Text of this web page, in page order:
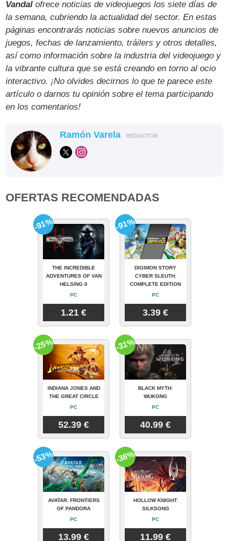
Vandal ofrece noticias de videojuegos los siete días de
la semana, cubriendo la actualidad del sector. En estas
páginas encontrarás noticias sobre nuevos anuncios de
juegos, fechas de lanzamiento, tráilers y otros detalles,
así como información sobre la industria del videojuego y
la vibrante cultura que se está creando en torno al ocio
interactivo. ¡No olvides decirnos lo que te parece este
artículo o darnos tu opinión sobre el tema participando
en los comentarios!
Ramón Varela REDACTOR
OFERTAS RECOMENDADAS
THE INCREDIBLE
ADVENTURES OF VAN
HELSING II
PC
1.21 €
-91%
DIGIMON STORY
CYBER SLEUTH:
COMPLETE EDITION
PC
3.39 €
-91%
INDIANA JONES AND
THE GREAT CIRCLE
PC
52.39 €
-25%
BLACK MYTH:
WUKONG
PC
40.99 €
-31%
AVATAR: FRONTIERS
OF PANDORA
PC
13.99 €
-53%
HOLLOW KNIGHT:
SILKSONG
PC
11.99 €
-38%